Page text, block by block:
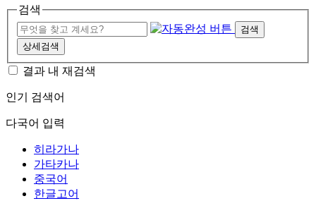
검색
검색
상세검색
결과 내 재검색
인기 검색어
다국어 입력
히라가나
가타카나
중국어
한글고어